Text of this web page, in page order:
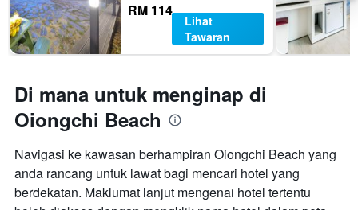
RM 114
Lihat
Tawaran
Di mana untuk menginap di
Oiongchi Beach
Navigasi ke kawasan berhampiran Oiongchi Beach yang
anda rancang untuk lawat bagi mencari hotel yang
berdekatan. Maklumat lanjut mengenai hotel tertentu